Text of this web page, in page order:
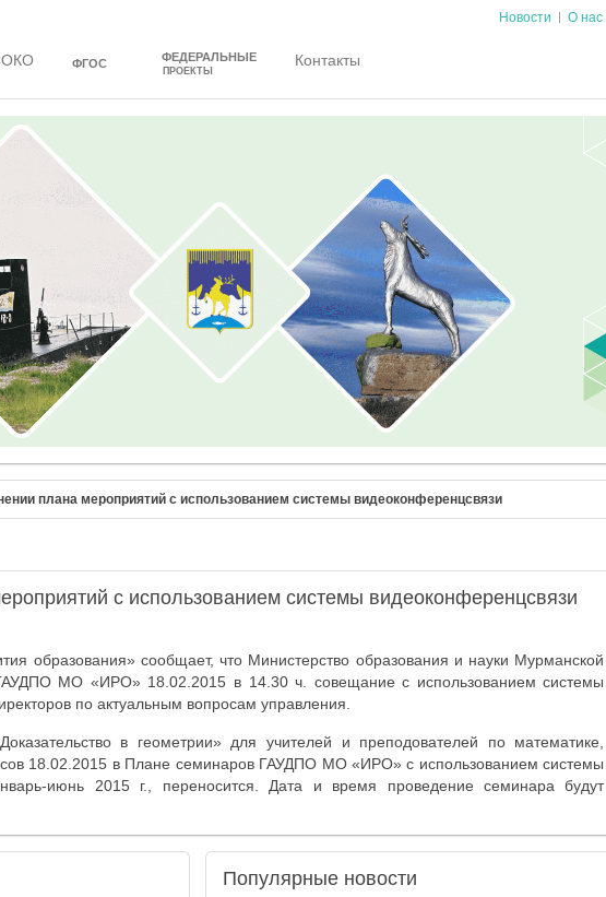
Новости О нас
ФГОС ФЕДЕРАЛЬНЫЕ
ПРОЕКТЫ
Контакты
плана мероприятий с использованием системы видеоконференцсвязи
с использованием системы видеоконференцсвязи
образования» сообщает, что Министерство образования и науки Мурманской
МО «ИРО» 18.02.2015 в 14.30 ч. совещание с использованием системы
по актуальным вопросам управления.
в геометрии» для учителей и преподователей по математике,
18.02.2015 в Плане семинаров ГАУДПО МО «ИРО» с использованием системы
июнь 2015 г., переносится. Дата и время проведение семинара будут
Популярныеновости